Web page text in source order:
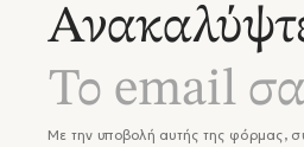
Ανακαλύψτε
Με την υποβολή αυτής της φόρμας,